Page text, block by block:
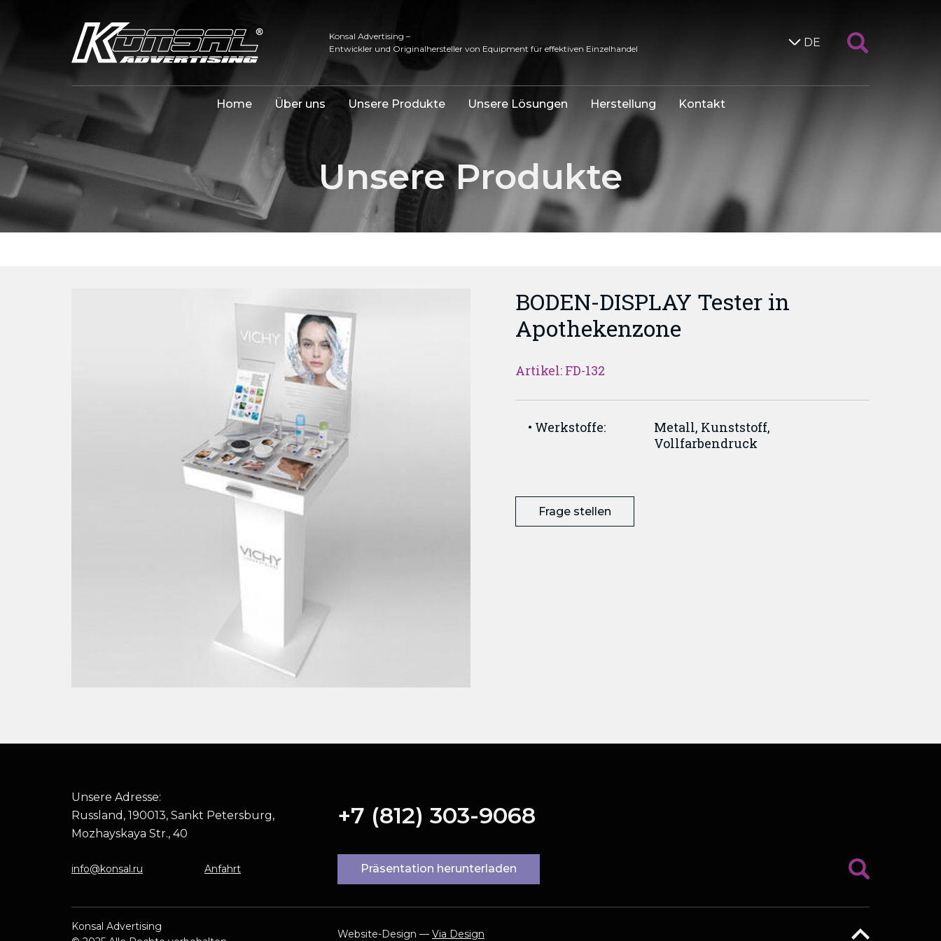
Konsal Advertising –
Entwickler und Originalhersteller von Equipment für effektiven Einzelhandel
DE
Home Über uns Unsere Produkte Unsere Lösungen Herstellung Kontakt
Unsere Produkte
BODEN-DISPLAY Tester in
Apothekenzone
Artikel: FD-132
Werkstoffe:
Metall, Kunststoff,
Vollfarbendruck
Frage stellen
Unsere Adresse:
Russland, 190013, Sankt Petersburg,
Mozhayskaya Str., 40
+7 (812) 303-9068
info@konsal.ru Anfahrt Präsentation herunterladen
Konsal Advertising
Website-Design — Via Design